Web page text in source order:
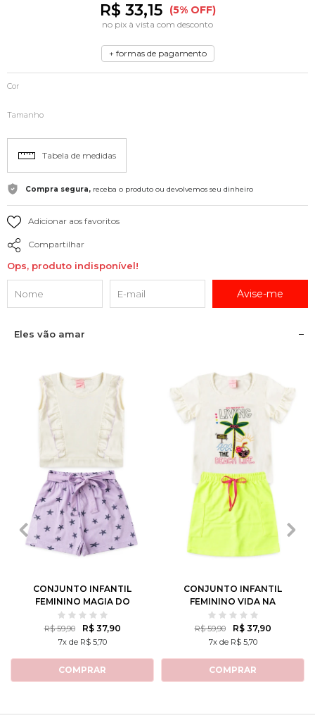
R$ 33,15 (5% OFF)
no pix à vista com desconto
+ formas de pagamento
Cor
Tamanho
Tabela de medidas
Compra segura, receba o produto ou devolvemos seu dinheiro
Adicionar aos favoritos
Compartilhar
Ops, produto indisponível!
Avise-me
Eles vão amar
2 3 4 6 8
CONJUNTO INFANTIL
FEMININO MAGIA DO
OCEANO
R$ 59,90 R$ 37,90
7x de R$ 5,70
COMPRAR
3 8
10 12
CONJUNTO INFANTIL
FEMININO VIDA NA
PRAIA
R$ 59,90 R$ 37,90
7x de R$ 5,70
COMPRAR